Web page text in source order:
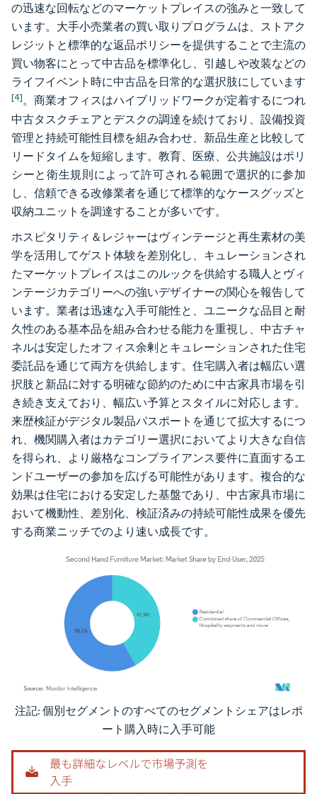
の迅速な回転などのマーケットプレイスの強みと一致して
います。大手小売業者の買い取りプログラムは、ストアク
レジットと標準的な返品ポリシーを提供することで主流の
買い物客にとって中古品を標準化し、引越しや改装などの
ライフイベント時に中古品を日常的な選択肢にしています
[4]。商業オフィスはハイブリッドワークが定着するにつれ
中古タスクチェアとデスクの調達を続けており、設備投資
管理と持続可能性目標を組み合わせ、新品生産と比較して
リードタイムを短縮します。教育、医療、公共施設はポリ
シーと衛生規則によって許可される範囲で選択的に参加
し、信頼できる改修業者を通じて標準的なケースグッズと
収納ユニットを調達することが多いです。
ホスピタリティ＆レジャーはヴィンテージと再生素材の美
学を活用してゲスト体験を差別化し、キュレーションされ
たマーケットプレイスはこのルックを供給する職人とヴィ
ンテージカテゴリーへの強いデザイナーの関心を報告して
います。業者は迅速な入手可能性と、ユニークな品目と耐
久性のある基本品を組み合わせる能力を重視し、中古チャ
ネルは安定したオフィス余剰とキュレーションされた住宅
委託品を通じて両方を供給します。住宅購入者は幅広い選
択肢と新品に対する明確な節約のために中古家具市場を引
き続き支えており、幅広い予算とスタイルに対応します。
来歴検証がデジタル製品パスポートを通じて拡大するにつ
れ、機関購入者はカテゴリー選択においてより大きな自信
を得られ、より厳格なコンプライアンス要件に直面するエ
ンドユーザーの参加を広げる可能性があります。複合的な
効果は住宅における安定した基盤であり、中古家具市場に
おいて機動性、差別化、検証済みの持続可能性成果を優先
する商業ニッチでのより速い成長です。
画像 © Mordor Intelligence。再利用にはCC BY 4.0の表示が必要です。
注記: 個別セグメントのすべてのセグメントシェアはレポ
ート購入時に入手可能